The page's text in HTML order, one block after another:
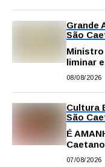
Grande
São
Ministro
liminar
08/08/2026
Cultura
São
É
07/08/2026